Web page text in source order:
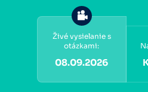
Živé vysielanie s
otázkami:
08.09.2026